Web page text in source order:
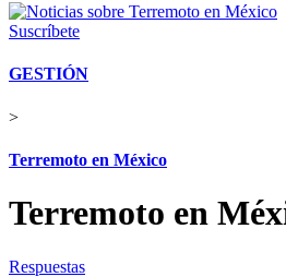
Suscríbete
GESTIÓN
>
Terremoto en México
Terremoto en
Respuestas